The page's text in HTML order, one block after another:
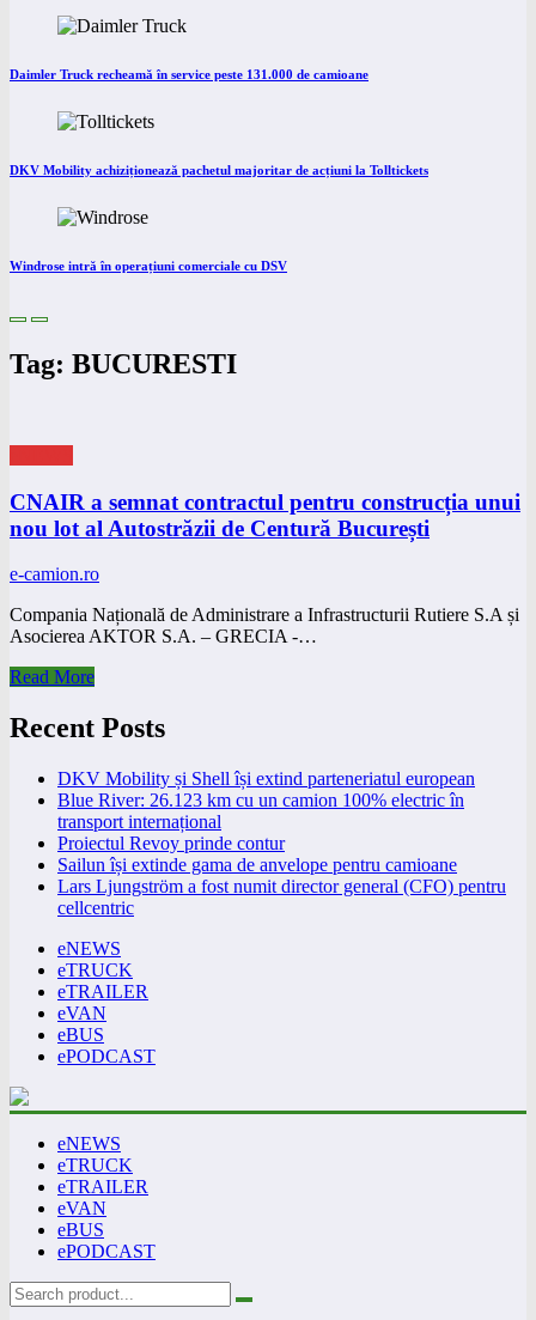
Daimler Truck recheamă în service peste 131.000 de camioane
DKV Mobility achiziționează pachetul majoritar de acțiuni la Tolltickets
Windrose intră în operațiuni comerciale cu DSV
Tag: BUCURESTI
CNAIR a semnat contractul pentru construcția unui
nou lot al Autostrăzii de Centură București
e-camion.ro
Compania Națională de Administrare a Infrastructurii Rutiere S.A și
Asocierea AKTOR S.A. – GRECIA -…
Read More
Recent Posts
DKV Mobility și Shell își extind parteneriatul european
Blue River: 26.123 km cu un camion 100% electric în
transport internațional
Proiectul Revoy prinde contur
Sailun își extinde gama de anvelope pentru camioane
Lars Ljungström a fost numit director general (CFO) pentru
cellcentric
eNEWS
eTRUCK
eTRAILER
eVAN
eBUS
ePODCAST
eNEWS
eTRUCK
eTRAILER
eVAN
eBUS
ePODCAST